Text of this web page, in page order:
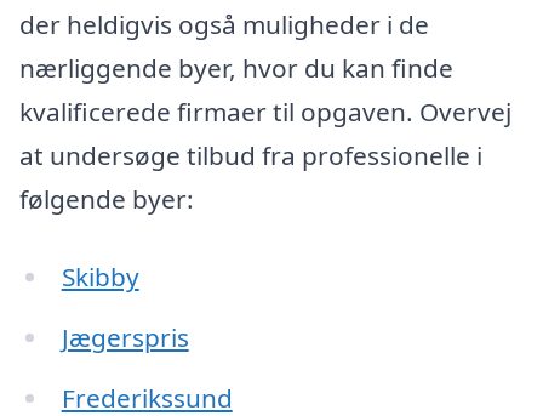
der heldigvis også muligheder i de
nærliggende byer, hvor du kan finde
kvalificerede firmaer til opgaven. Overvej
at undersøge tilbud fra professionelle i
følgende byer:
Skibby
Jægerspris
Frederikssund